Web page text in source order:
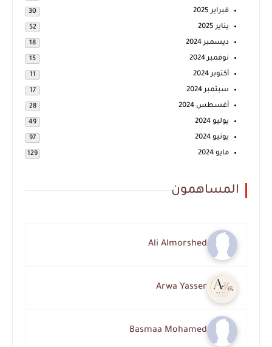
فبراير 2025 30
يناير 2025 52
ديسمبر 2024 18
نوفمبر 2024 15
أكتوبر 2024 11
سبتمبر 2024 17
أغسطس 2024 28
يوليو 2024 49
يونيو 2024 97
مايو 2024 129
المساهمون
Ali Almorshed
Arwa Yasser
Basmaa Mohamed